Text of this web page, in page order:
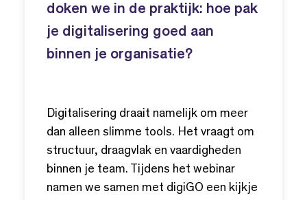
doken we in de praktijk: hoe pak
je digitalisering goed aan
binnen je organisatie?
Digitalisering draait namelijk om meer
dan alleen slimme tools. Het vraagt om
structuur, draagvlak en vaardigheden
binnen je team. Tijdens het webinar
namen we samen met digiGO een kijkje